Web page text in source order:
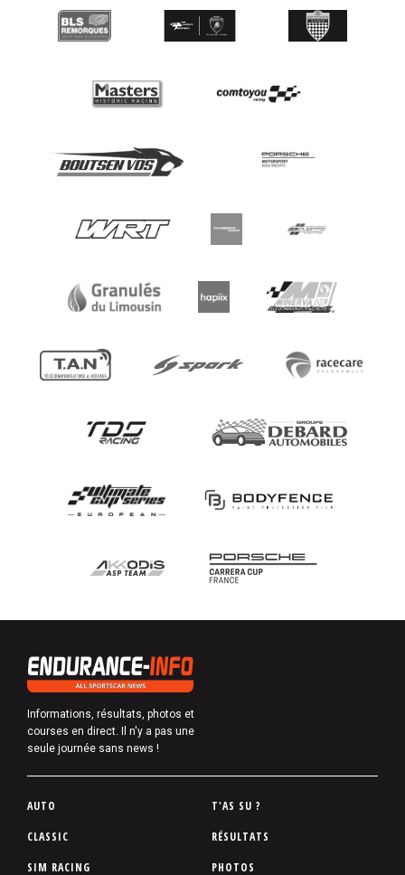
Informations, résultats, photos et
courses en direct. Il n'y a pas une
seule journée sans news !
P
d
AUTO
CLASSIC
SIM RACING
T'AS SU ?
RÉSULTATS
PHOTOS